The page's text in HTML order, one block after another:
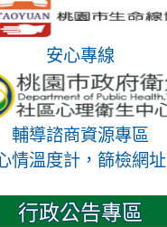
安心專線
輔導諮商資源專區
情溫度計，篩檢網址
行政公告專區